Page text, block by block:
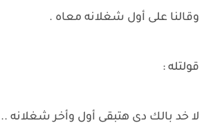
وقالنا على أول شغلانه معاه .
قولتله :
لا خد بالك دى هتبقى أول وأخر شغلانه ..